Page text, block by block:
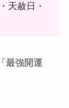
天赦日・
最強開運